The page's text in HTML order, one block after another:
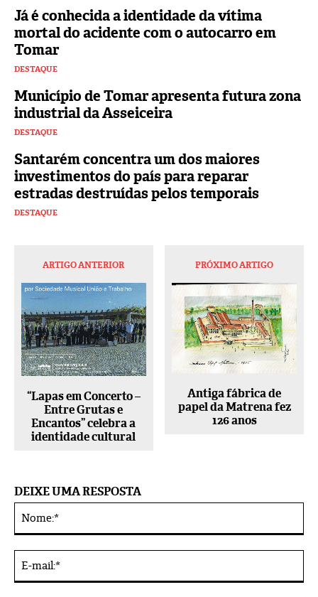
Já é conhecida a identidade da vítima
mortal do acidente com o autocarro em
Tomar
DESTAQUE
Município de Tomar apresenta futura zona
industrial da Asseiceira
DESTAQUE
Santarém concentra um dos maiores
investimentos do país para reparar
estradas destruídas pelos temporais
DESTAQUE
ARTIGO ANTERIOR
“Lapas em Concerto –
Entre Grutas e
Encantos” celebra a
identidade cultural
PRÓXIMO ARTIGO
Antiga fábrica de
papel da Matrena fez
126 anos
DEIXE UMA RESPOSTA